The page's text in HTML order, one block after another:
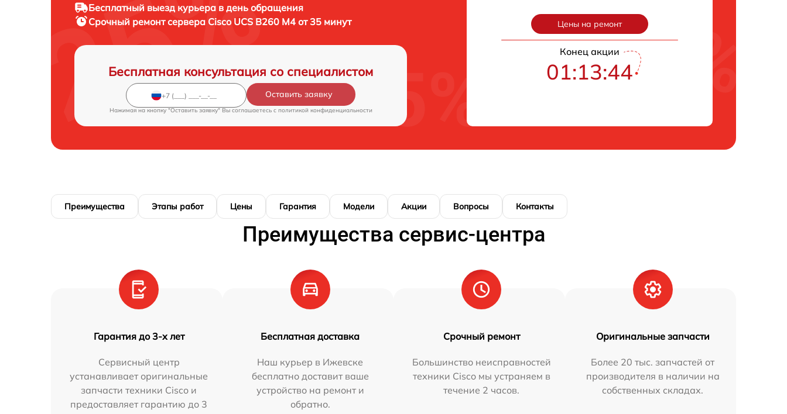
Бесплатный выезд курьера в день обращения
Срочный ремонтсервера Cisco UCS B260 M4 от 35 минут
Бесплатная консультация со специалистом
Оставить заявку
Нажимая на кнопку "Оставить заявку" Вы соглашаетесь c политикой конфиденциальности
Цены на ремонт
Конец акции
01:13:43
Преимущества Этапы работ Цены Гарантия Модели Акции Вопросы Контакты
Преимущества сервис-центра
Гарантия до 3-х лет
Сервисный центр
устанавливает оригинальные
запчасти техники Cisco и
предоставляет гарантию до 3
Бесплатная доставка
Наш курьер в Ижевске
бесплатно доставит ваше
устройство на ремонт и
обратно.
Срочный ремонт
Большинство неисправностей
техники Cisco мы устраняем в
течение 2 часов.
Оригинальные запчасти
Более 20 тыс. запчастей от
производителя в наличии на
собственных складах.